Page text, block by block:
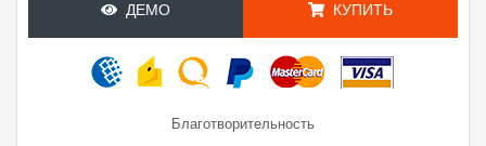
ДЕМО КУПИТЬ
Благотворительность